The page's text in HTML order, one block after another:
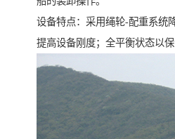
设备特点：采用绳轮-配重系统
提高设备刚度；全平衡状态以保